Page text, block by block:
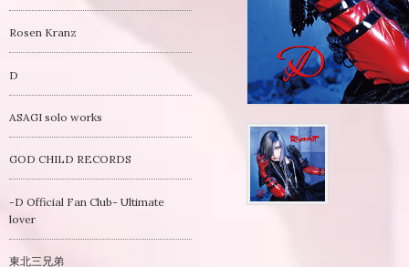
Rosen Kranz
D
ASAGI solo works
GOD CHILD RECORDS
-D Official Fan Club- Ultimate
lover
東北三兄弟